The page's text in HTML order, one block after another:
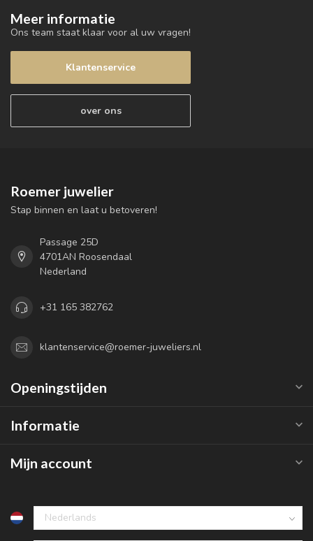
Meer informatie
Ons team staat klaar voor al uw vragen!
Klantenservice
over ons
Roemer juwelier
Stap binnen en laat u betoveren!
Passage 25D
4701AN Roosendaal
Nederland
+31 165 382762
klantenservice@roemer-juweliers.nl
Openingstijden
Informatie
Mijn account